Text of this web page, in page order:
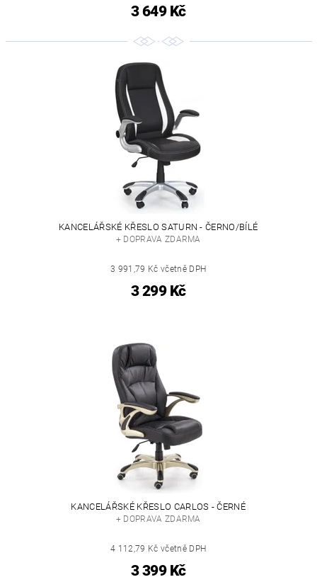
3 649 Kč
KANCELÁŘSKÉ KŘESLO SATURN - ČERNO/BÍLÉ
+ DOPRAVA ZDARMA
3 991,79 Kč včetně DPH
3 299 Kč
KANCELÁŘSKÉ KŘESLO CARLOS - ČERNÉ
+ DOPRAVA ZDARMA
4 112,79 Kč včetně DPH
3 399 Kč